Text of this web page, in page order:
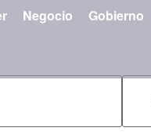
Negocio Gobierno